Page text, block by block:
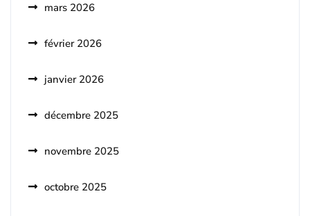
mars 2026
février 2026
janvier 2026
décembre 2025
novembre 2025
octobre 2025